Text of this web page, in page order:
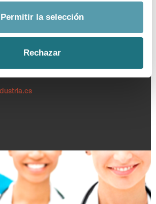
Permitir la selección
Rechazar